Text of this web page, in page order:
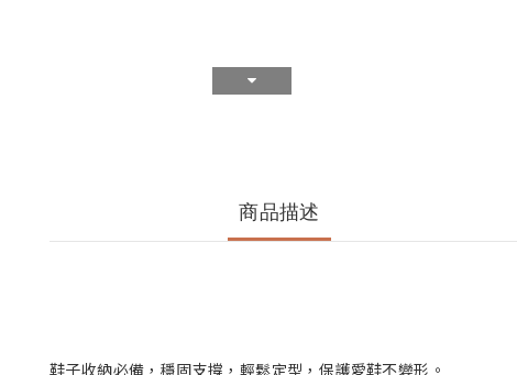
商品描述
鞋子收納必備，穩固支撐，輕鬆定型，保護愛鞋不變形。